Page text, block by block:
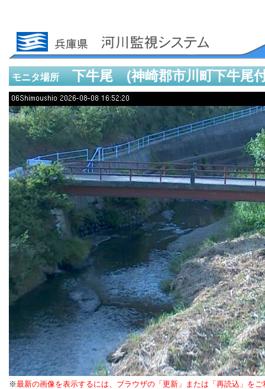
モニタ場所下牛尾 (神崎郡市川町下牛尾
※最新の画像を表示するには、ブラウザの「更新」または「再読込」を